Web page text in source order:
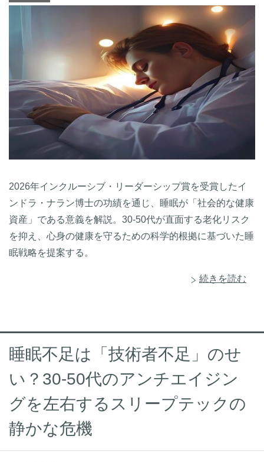
2026年インクルーシブ・リーダーシップ賞を受賞したイ
ンドラ・ナラン博士の功績を通じ、睡眠が「社会的な健康
資産」である意義を解説。30-50代が直面する老化リスク
を抑え、心身の健康を守るための科学的根拠に基づいた睡
眠戦略を提案する。
続きを読む
睡眠不足は「技術者不足」のせ
い？30-50代のアンチエイジン
グを左右するスリープテックの
静かな危機